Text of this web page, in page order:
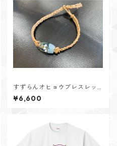
すずらんオヒョウブレスレッ
ト
¥6,600